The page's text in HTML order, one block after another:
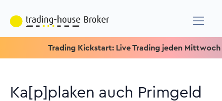
Trading Kickstart: Live Trading jeden Mittwoch um
Ka[p]plaken auch Primgeld